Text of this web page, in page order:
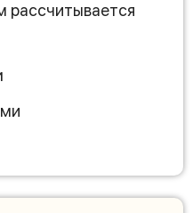
рассчитывается